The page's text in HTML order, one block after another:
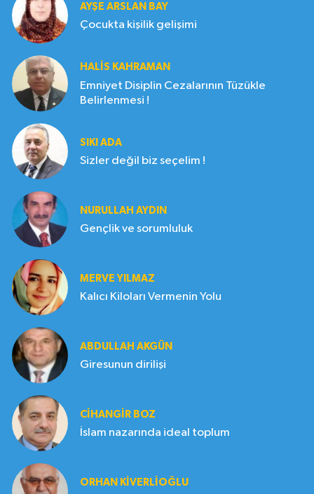
AYŞE ARSLAN BAY
Çocukta kişilik gelişimi
HALIS KAHRAMAN
Emniyet Disiplin Cezalarının Tüzükle
Belirlenmesi !
SIKI ADA
Sizler değil biz seçelim !
NURULLAH AYDIN
Gençlik ve sorumluluk
MERVE YILMAZ
Kalıcı Kiloları Vermenin Yolu
ABDULLAH AKGÜN
Giresunun dirilişi
CIHANGIR BOZ
İslam nazarında ideal toplum
ORHAN KIVERLIOĞLU